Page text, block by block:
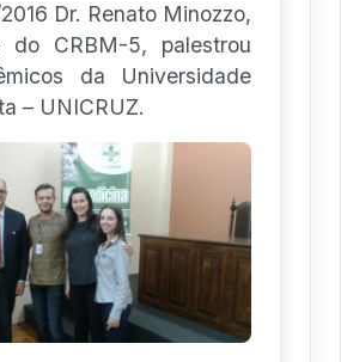
Dr. Renato Minozzo,
do CRBM-5, palestrou
da Universidade
– UNICRUZ.